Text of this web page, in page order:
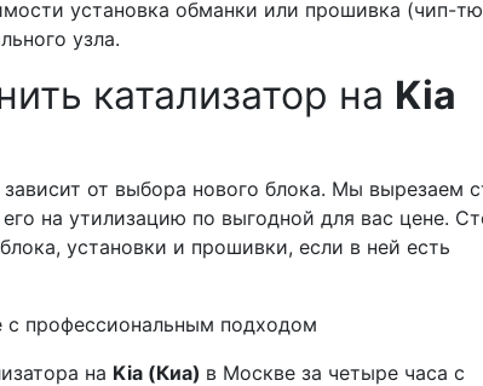
установка обманки или прошивка (чип-
узла.
катализатор на Kia
зависит от выбора нового блока. Мы вырезаем
на утилизацию по выгодной для вас цене.
установки и прошивки, если в ней есть
с профессиональным подходом
на Kia (Киа) в Москве за четыре часа с